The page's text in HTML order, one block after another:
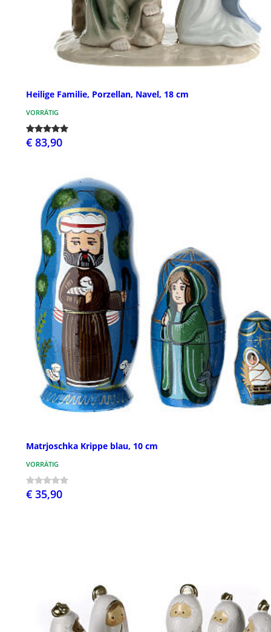
Heilige Familie, Porzellan, Navel, 18 cm
VORRÄTIG
€ 83,90
Matrjoschka Krippe blau, 10 cm
VORRÄTIG
€ 35,90